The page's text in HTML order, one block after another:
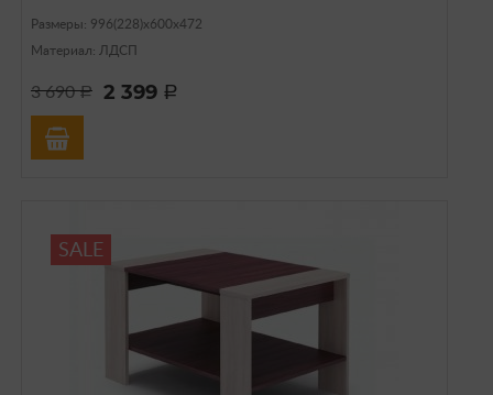
Размеры: 996(228)х600х472
Материал: ЛДСП
3 690a 2 399 a
SALE